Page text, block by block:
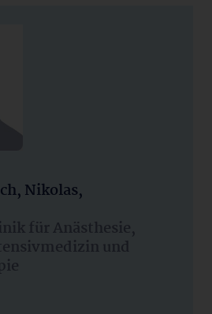
Nikolas,
für Anästhesie,
und